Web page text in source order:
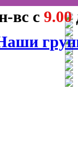
вс с 9.00